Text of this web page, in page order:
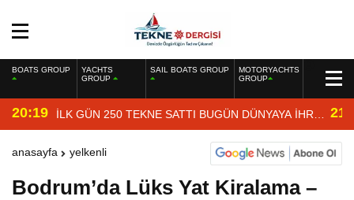
BOATS GROUP
YACHTS
GROUP
SAIL BOATS GROUP
MOTORYACHTS
GROUP
20:19 İLK GÜN 250 TEKNE SATTI BUGÜN DÜNYAYA İHRAÇ
EDİYOR
anasayfa yelkenli
Bodrum’da Lüks Yat Kiralama –